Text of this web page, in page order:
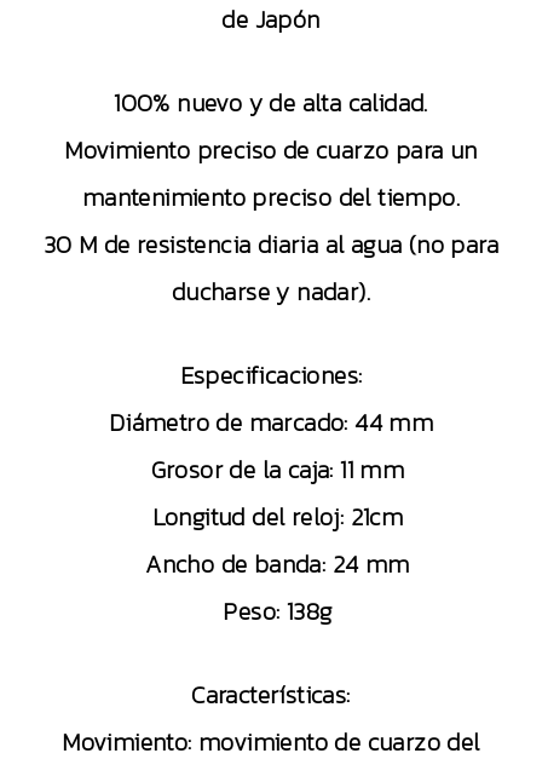
de Japón
100% nuevo y de alta calidad.
Movimiento preciso de cuarzo para un
mantenimiento preciso del tiempo.
30 M de resistencia diaria al agua (no para
ducharse y nadar).
Especificaciones:
Diámetro de marcado: 44 mm
Grosor de la caja: 11 mm
Longitud del reloj: 21cm
Ancho de banda: 24 mm
Peso: 138g
Características:
Movimiento: movimiento de cuarzo del